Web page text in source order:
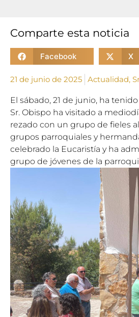
Comparte esta noticia
Facebook X
21 de junio de 2025 Actualidad,
El sábado, 21 de junio, ha
Sr. Obispo ha visitado a
rezado con un grupo de fieles
grupos parroquiales y
celebrado la Eucaristía y ha
grupo de jóvenes de la